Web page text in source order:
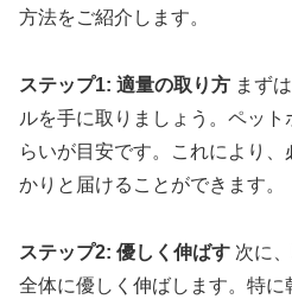
方法をご紹介します。
ステップ1: 適量の取り方 まず
ルを手に取りましょう。ペッ
らいが目安です。これにより
かりと届けることができます。
ステップ2: 優しく伸ばす 次に
全体に優しく伸ばします。特